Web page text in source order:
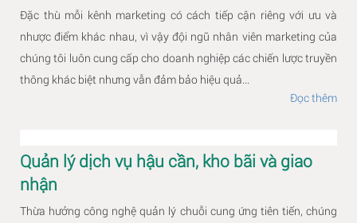
Đặc thù mỗi kênh marketing có cách tiếp cận riêng với ưu và
nhược điểm khác nhau, vì vậy đội ngũ nhân viên marketing của
chúng tôi luôn cung cấp cho doanh nghiệp các chiến lược truyền
thông khác biệt nhưng vẫn đảm bảo hiệu quả...
Đọc thêm
Quản lý dịch vụ hậu cần, kho bãi và giao
nhận
Thừa hưởng công nghệ quản lý chuỗi cung ứng tiên tiến, chúng